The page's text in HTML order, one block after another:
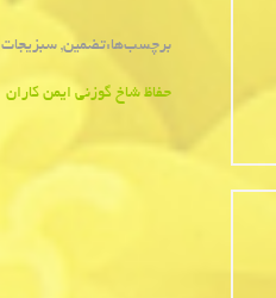
برچسب‌ها:تضمین, سبزیجات
Post
حفاظ شاخ گوزنی ایمن كاران